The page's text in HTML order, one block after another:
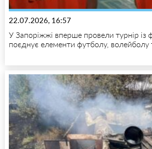
22.07.2026, 16:57
У Запоріжжі вперше провели турнір із
поєднує елементи футболу, волейболу